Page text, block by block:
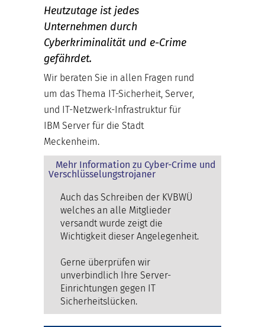
Heutzutage ist jedes
Unternehmen durch
Cyberkriminalität und e-Crime
gefährdet.
Wir beraten Sie in allen Fragen rund
um das Thema IT-Sicherheit, Server,
und IT-Netzwerk-Infrastruktur für
IBM Server für die Stadt
Meckenheim.
Mehr Information zu Cyber-Crime und
Verschlüsselungstrojaner
Auch das Schreiben der KVBWÜ
welches an alle Mitglieder
versandt wurde zeigt die
Wichtigkeit dieser Angelegenheit.
Gerne überprüfen wir
unverbindlich Ihre Server-
Einrichtungen gegen IT
Sicherheitslücken.